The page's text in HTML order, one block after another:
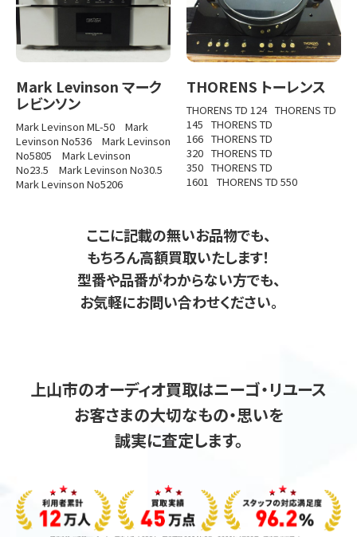
Mark Levinson マーク
レビンソン
Mark Levinson ML-50
Mark
Levinson No536
Mark Levinson
No5805
Mark Levinson
No23.5
Mark Levinson No30.5
Mark Levinson No5206
THORENS トーレンス
THORENS TD 124 THORENS TD
145 THORENS TD
166 THORENS TD
320 THORENS TD
350 THORENS TD
1601 THORENS TD 550
ここに記載の無いお品物でも、
もちろん高額買取いたします！
型番や品番がわからない方でも、
お気軽にお問い合わせください。
上山市のオーディオ買取はニーゴ・リユース
お客さまの大切なもの・思いを
誠実に査定します。